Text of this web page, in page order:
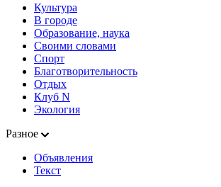
Культура
В городе
Образование, наука
Своими словами
Спорт
Благотворительность
Отдых
Клуб N
Экология
Разное
Объявления
Текст